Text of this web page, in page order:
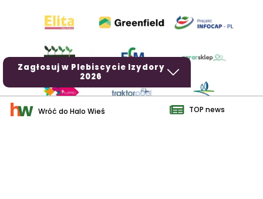
Zagłosuj w Plebiscycie Izydory
2026
Wróć do Halo Wieś TOP news